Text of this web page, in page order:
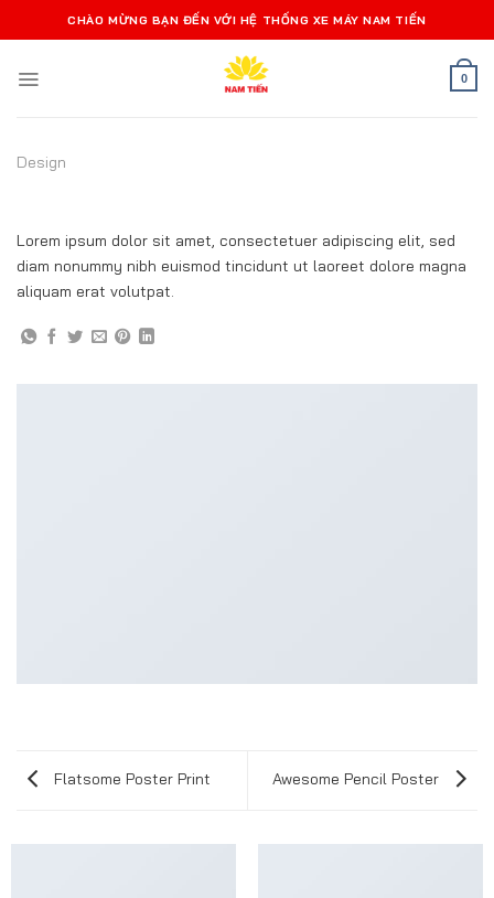
qua
dung
CHÀO MỪNG BẠN ĐẾN VỚI HỆ THỐNG XE MÁY NAM TIẾN
0
Design
Lorem ipsum dolor sit amet, consectetuer adipiscing elit, sed
diam nonummy nibh euismod tincidunt ut laoreet dolore magna
aliquam erat volutpat.
Flatsome Poster Print Awesome Pencil Poster